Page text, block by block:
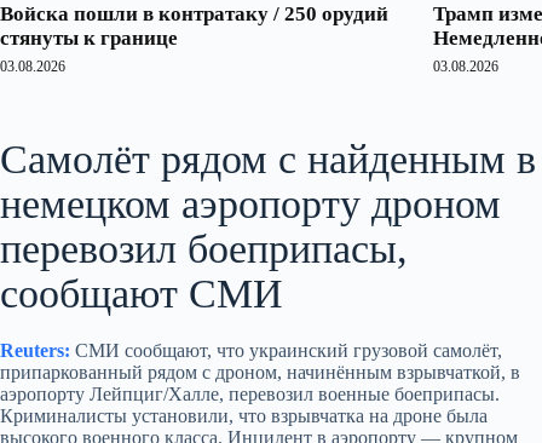
Войска пошли в контратаку / 250 орудий
стянуты к границе
03.08.2026
Трамп
03.08.2026
Самолёт рядом с найденным в
немецком аэропорту дроном
перевозил боеприпасы,
сообщают СМИ
Reuters: СМИ сообщают, что украинский грузовой самолёт,
припаркованный рядом с дроном, начинённым взрывчаткой, в
аэропорту Лейпциг/Халле, перевозил военные боеприпасы.
Криминалисты установили, что взрывчатка на дроне была
высокого военного класса. Инцидент в аэропорту — крупном